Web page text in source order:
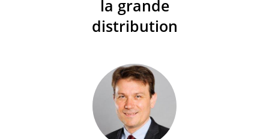
la grande
distribution